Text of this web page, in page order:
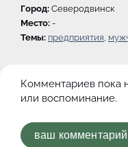
Город: Северодвинск
Место: -
Темы: предприятия,
Комментариев пока
или воспоминание.
ваш комментарий